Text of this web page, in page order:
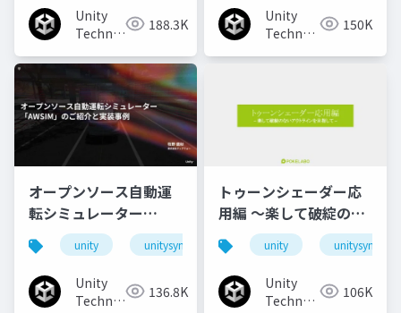
Unity
Technologies188.3K
Unity
Technologies150K
オープンソース自動運
転シミュレーター
「AWSIM」のご紹介と
実装事例
unity unitysync
Unity
Technologies136.8K
トゥーンシェーダー応
用編 ～楽して破綻のな
いアウトラインを目指
して～
unity unitysync
Unity
Technologies106K